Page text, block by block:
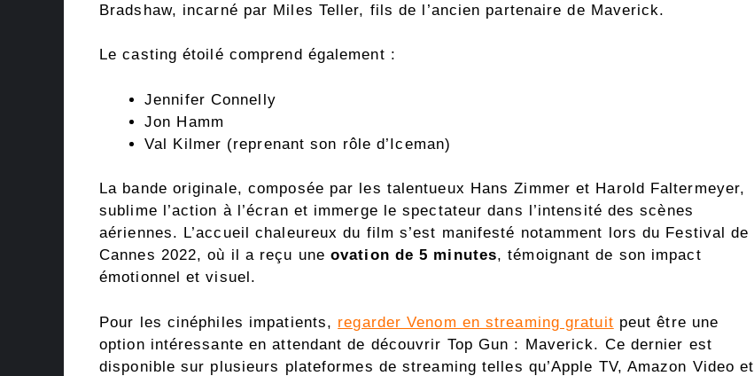
Bradshaw, incarné par Miles Teller, fils de l’ancien partenaire de Maverick.
Le casting étoilé comprend également :
Jennifer Connelly
Jon Hamm
Val Kilmer (reprenant son rôle d’Iceman)
La bande originale, composée par les talentueux Hans Zimmer et Harold Faltermeyer,
sublime l’action à l’écran et immerge le spectateur dans l’intensité des scènes
aériennes. L’accueil chaleureux du film s’est manifesté notamment lors du Festival de
Cannes 2022, où il a reçu uneovation de 5 minutes, témoignant de son impact
émotionnel et visuel.
Pour les cinéphiles impatients, regarder Venom en streaming gratuit peut être une
option intéressante en attendant de découvrir Top Gun : Maverick. Ce dernier est
disponible sur plusieurs plateformes de streaming telles qu’Apple TV, Amazon Video et